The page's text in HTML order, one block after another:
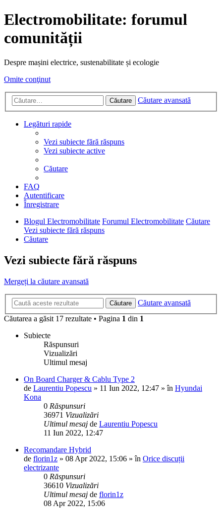
Electromobilitate: forumul
comunității
Despre mașini electrice, sustenabilitate și ecologie
Omite conţinut
Căutare Căutare avansată
Legături rapide
Vezi subiecte fără răspuns
Vezi subiecte active
Căutare
FAQ
Autentificare
Înregistrare
Blogul Electromobilitate Forumul Electromobilitate Căutare
Vezi subiecte fără răspuns
Căutare
Vezi subiecte fără răspuns
Mergeți la căutare avansată
Căutare
Căutare avansată
Căutarea a găsit 17 rezultate • Pagina 1 din 1
Subiecte
Răspunsuri
Vizualizări
Ultimul mesaj
On Board Charger & Cablu Type 2
de Laurentiu Popescu » 11 Iun 2022, 12:47 » în Hyundai
Kona
0 Răspunsuri
36971 Vizualizări
Ultimul mesaj de Laurentiu Popescu
11 Iun 2022, 12:47
Recomandare Hybrid
de florin1z » 08 Apr 2022, 15:06 » în Orice discuții
electrizante
0 Răspunsuri
36610 Vizualizări
Ultimul mesaj de florin1z
08 Apr 2022, 15:06